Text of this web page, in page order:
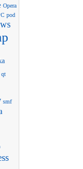
Opera
pod
qt
smf